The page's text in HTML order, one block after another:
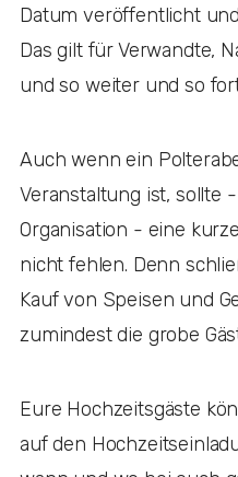
Datum veröffentlicht
Das gilt für Verwandte,
und so weiter und so
Auch wenn ein
Veranstaltung ist, sollte
Organisation - eine
nicht fehlen. Denn
Kauf von Speisen und
zumindest die grobe
Eure Hochzeitsgäste
auf den